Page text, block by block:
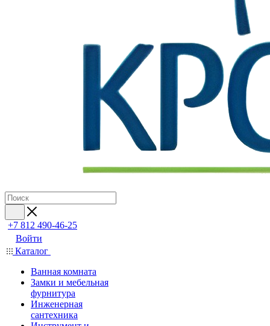
+7 812 490-46-25
Войти
Каталог
Ванная комната
Замки и мебельная
фурнитура
Инженерная
сантехника